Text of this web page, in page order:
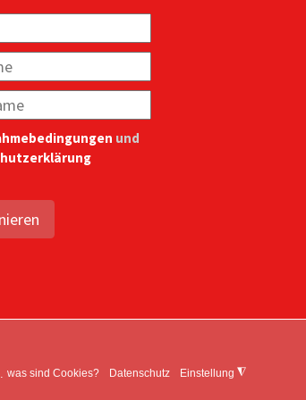
was sind Cookies? Datenschutz Einstellung ◮
und